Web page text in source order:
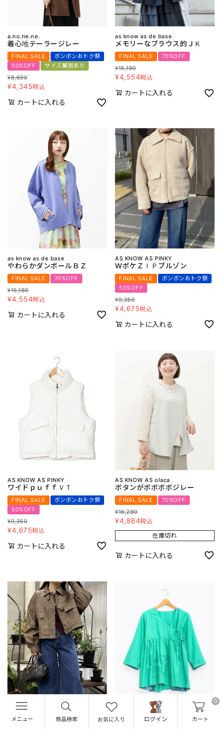
0
a.no.ne.ne.
着心地テーラージレー
FINAL SALE
ボンボンおトク祭
50%OFF
サイズ展開あり
¥8,690
¥4,345税込
カートに入れる
as know as de base
メモリーなブラウス的ＪＫ
FINAL SALE
70%OFF
¥15,180
¥4,554税込
カートに入れる
as know as de base
やわらかダンボールＢＺ
FINAL SALE
70%OFF
¥15,180
¥4,554税込
カートに入れる
AS KNOW AS PINKY
ＷポケＺＩＰブルゾン
FINAL SALE
ボンボンおトク祭
50%OFF
¥9,350
¥4,675税込
カートに入れる
AS KNOW AS PINKY
ワイドｐｕｆｆＶＴ
FINAL SALE
ボンボンおトク祭
50%OFF
¥9,350
¥4,675税込
カートに入れる
AS KNOW AS olaca
ボタンがボボボボジレー
FINAL SALE
70%OFF
¥16,280
¥4,884税込
在庫切れ
カートに入れる
AS KNOW AS PINKY
２ＷＡＹショートＢＺ
as know as de base
チッチハートハオリＢＬ